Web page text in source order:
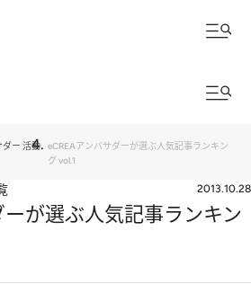
ダー 活動 eCREAアンバサダーが選ぶ人気記事ランキン
グ vol.1
2013.10.28
ーが選ぶ人気記事ランキン